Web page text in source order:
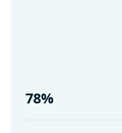
78%